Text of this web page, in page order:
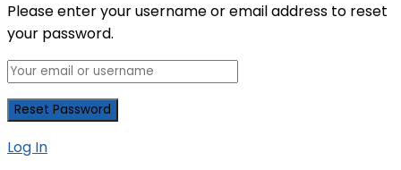
Please enter your username or email address to reset
your password.
Log In